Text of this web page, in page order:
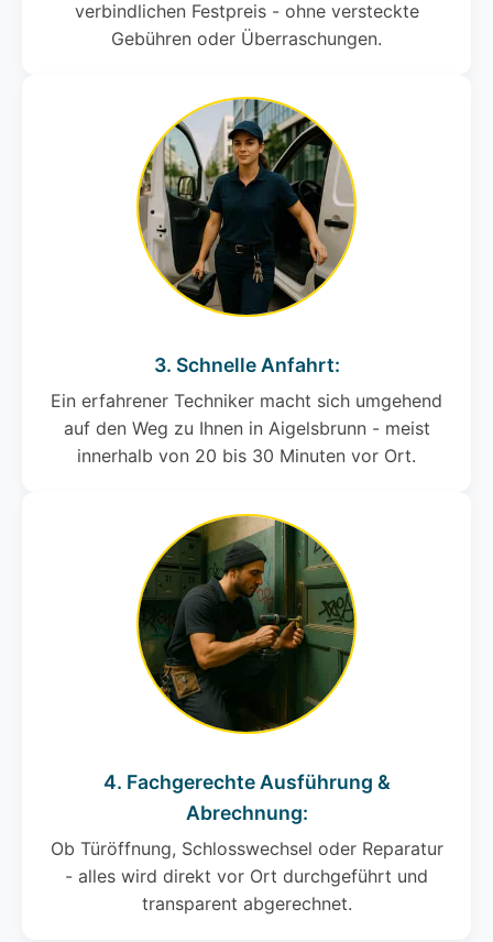
verbindlichen Festpreis - ohne versteckte
Gebühren oder Überraschungen.
3. Schnelle Anfahrt:
Ein erfahrener Techniker macht sich umgehend
auf den Weg zu Ihnen in Aigelsbrunn - meist
innerhalb von 20 bis 30 Minuten vor Ort.
4. Fachgerechte Ausführung &
Abrechnung:
Ob Türöffnung, Schlosswechsel oder Reparatur
- alles wird direkt vor Ort durchgeführt und
transparent abgerechnet.